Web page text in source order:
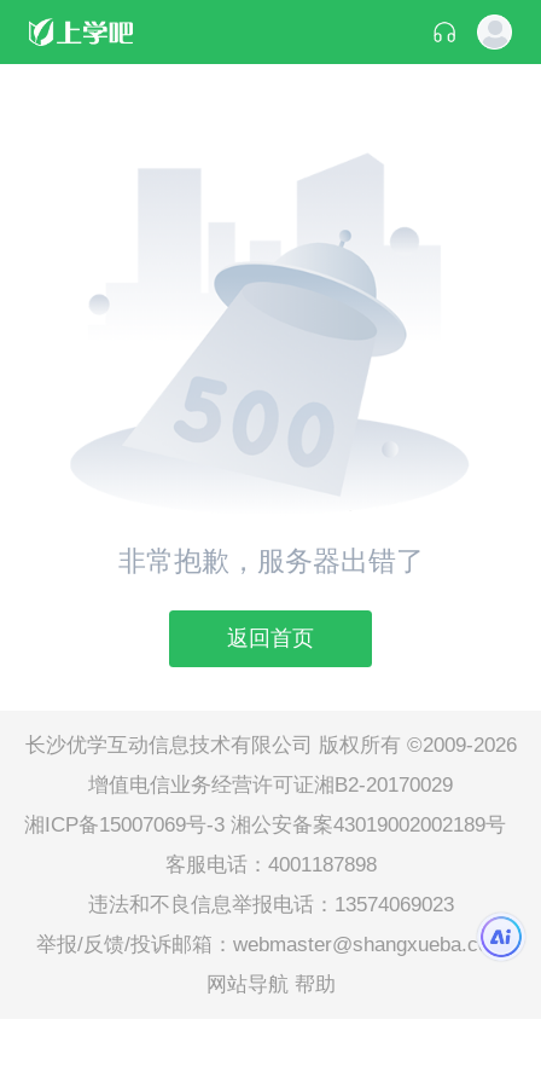
非常抱歉，服务器出错了
返回首页
长沙优学互动信息技术有限公司 版权所有 ©2009-2026
增值电信业务经营许可证湘B2-20170029
湘ICP备15007069号-3 湘公安备案43019002002189号
客服电话：4001187898
违法和不良信息举报电话：13574069023
举报/反馈/投诉邮箱：webmaster@shangxueba.com
网站导航 帮助